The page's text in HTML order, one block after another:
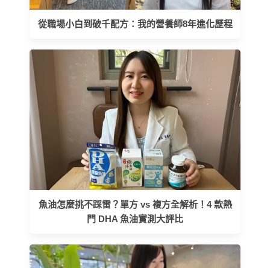
從職場小白到破千配方：我的營養師8年進化歷程
魚油怎麼挑不踩雷？單方 vs 複方全解析！4 款熱
門 DHA 魚油實測大評比